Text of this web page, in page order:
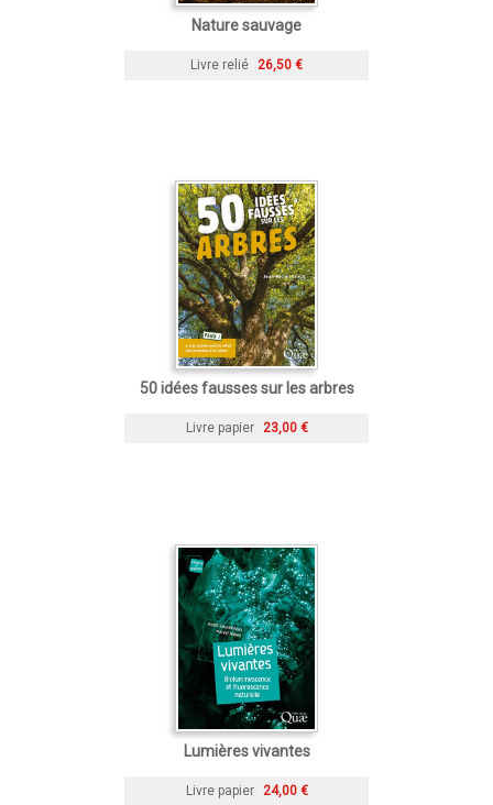
Nature sauvage
Livre relié 26,50 €
50 idées fausses sur les arbres
Livre papier 23,00 €
Lumières vivantes
Livre papier 24,00 €